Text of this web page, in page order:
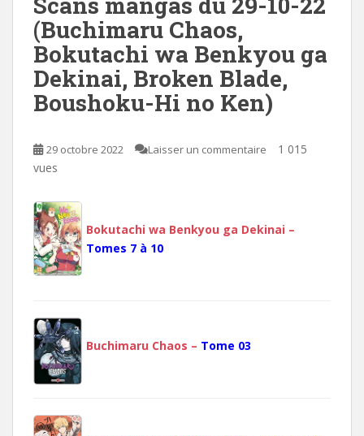
(Buchimaru Chaos,
Bokutachi wa Benkyou ga
Dekinai, Broken Blade,
Boushoku-Hi no Ken)
29 octobre 2022 Laisser un commentaire
1 015
vues
Bokutachi wa Benkyou ga Dekinai –
Tomes 7 à 10
Buchimaru Chaos – Tome 03